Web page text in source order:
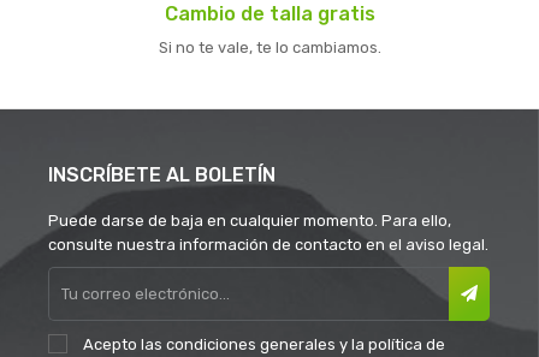
Cambio de talla gratis
Si no te vale, te lo cambiamos.
INSCRÍBETE AL BOLETÍN
Puede darse de baja en cualquier momento. Para ello,
consulte nuestra información de contacto en el aviso legal.
Acepto las condiciones generales y la política de